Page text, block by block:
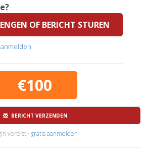
OF BERICHT STUREN
€100
BERICHT VERZENDEN
vereist · gratis aanmelden